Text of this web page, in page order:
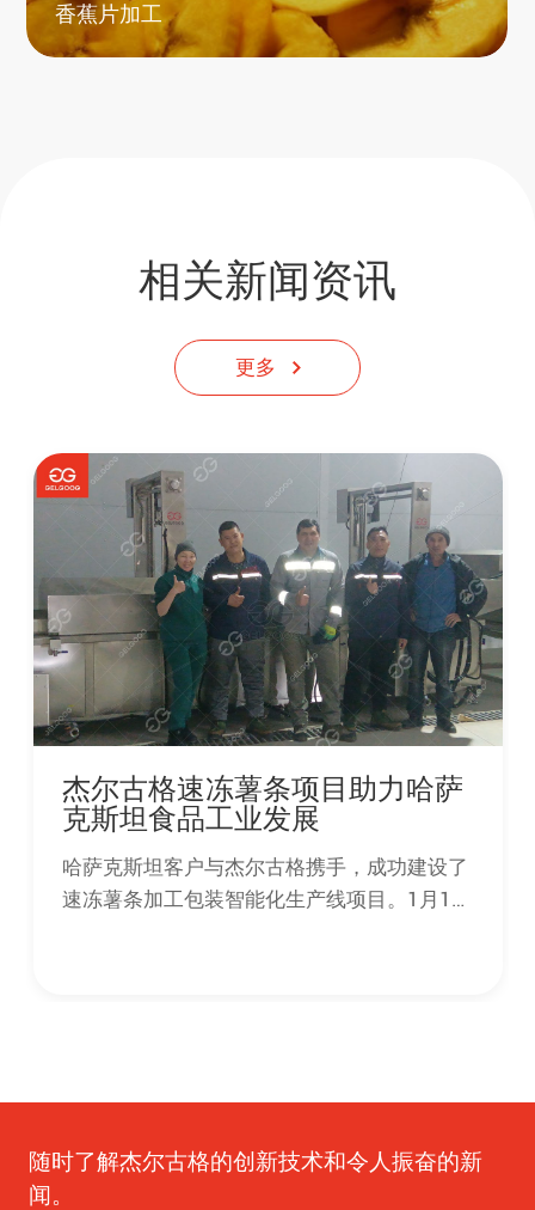
香蕉片加工
相关新闻资讯
更多
杰尔古格速冻薯条项目助力哈萨
克斯坦食品工业发展
哈萨克斯坦客户与杰尔古格携手，成功建设了
速冻薯条加工包装智能化生产线项目。1月19
随时了解杰尔古格的创新技术和令人振奋的新
闻。